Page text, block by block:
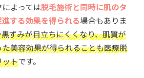
よっては脱毛施術と同時に肌のタ
する効果を得られる場合もありま
ずみが目立ちにくくなり、肌質が
美容効果が得られることも医療脱
ットです。